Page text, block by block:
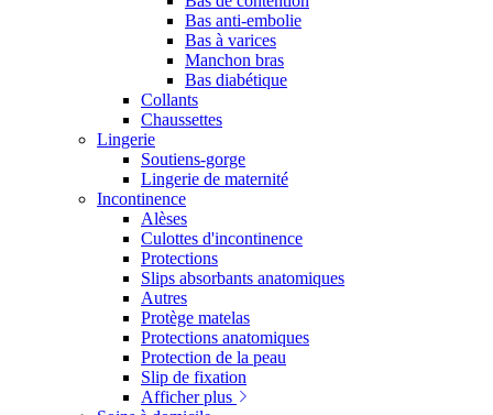
Bas anti-embolie
Bas à varices
Manchon bras
Bas diabétique
Collants
Chaussettes
Lingerie
Soutiens-gorge
Lingerie de maternité
Incontinence
Alèses
Culottes d'incontinence
Protections
Slips absorbants anatomiques
Autres
Protège matelas
Protections anatomiques
Protection de la peau
Slip de fixation
Afficher plus